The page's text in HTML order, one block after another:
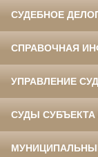
СУДЕБНОЕ
СПРАВОЧНАЯ
УПРАВЛЕНИЕ
СУДЫ СУБЪЕКТА